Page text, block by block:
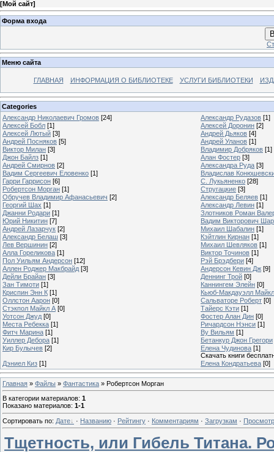
[Мой сайт]
Форма входа
Меню сайта
ГЛАВНАЯ ИНФОРМАЦИЯ О БИБЛИОТЕКЕ УСЛУГИ БИБЛИОТЕКИ
Categories
Александр Николаевич Громов [24] Александр Рудазов [1]
Алексей Бобл [1] Алексей Доронин [2]
Алексей Лютый [3] Андрей Дьяков [4]
Андрей Посняков [5] Андрей Уланов [1]
Виктор Милан [3] Владимир Добряков [1]
Джон Байлз [1] Алан Фостер [3]
Андрей Смирнов [2] Александра Руда [3]
Вадим Сергеевич Еловенко [1]
Владислав
Гарри Гаррисон [6] С. Лукьяненко [28]
Робертсон Морган [1] Стругацкие [3]
Обручев Владимир Афанасьевич [2] Александр Беляев [1]
Георгий Шах [1] Александр Левин [1]
Джанни Родари [1]
Злотников Роман
Юрий Никитин [7]
Вадим Викторович
Андрей Лазарчук [2] Михаил Шабалин [1]
Александр Белаш [3] Кэйтлин Кирнан [1]
Лев Вершинин [2] Михаил Шевляков [1]
Алла Гореликова [1] Виктор Точинов [1]
Пол Уильям Андерсон [12] Рэй Брэдбери [4]
Аллен Роджер Макбрайд [3] Андерсон Кевин Дж [9]
Дейли Брайан [3] Деннинг Трой [0]
Зан Тимоти [1] Каннингем Элейн [0]
Криспин Энн К [1]
Кьюб-Макдауэлл Майкл
Оллстон Аарон [0] Сальваторе Роберт [0]
Стэкпол Майкл А [0] Тайерс Кэти [1]
Уотсон Джуд [0] Фостер Алан Дин [0]
Места Ребекка [1] Ричардсон Нэнси [1]
Фитч Марина [1] Ву Вильям [1]
Уиллер Дебора [1]
Бетанкур Джон Грегори
Кир Булычев [2] Елена Чудинова [1]
Скачать книги
Дэниел Киз [1] Елена Кондратьева [0]
Главная » Файлы » Фантастика » Робертсон Морган
В категории материалов: 1
Показано материалов: 1-1
Сортировать по: Дате · Названию · Рейтингу · Комментариям · Загрузкам ·
Тщетность, или Гибель Титана.